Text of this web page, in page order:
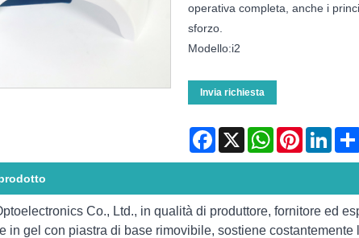
operativa completa, anche i
sforzo.
Modello:i2
Invia richiesta
Facebook
X WhatsAppPinterest
Co., Ltd., in qualità di produttore, fornitore ed
in gel con piastra di base rimovibile, sostiene